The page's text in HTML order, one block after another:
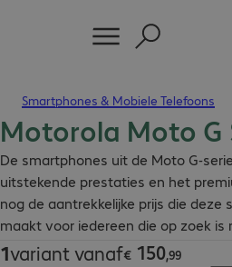
Smartphones & Mobiele Telefoons
Motorola Moto
De smartphones uit de Moto G-
uitstekende prestaties en het
nog de aantrekkelijke prijs die deze
maakt voor iedereen die op zoek
premium features en top technologie.
1variant vanaf€ 150,99
€ 150,99